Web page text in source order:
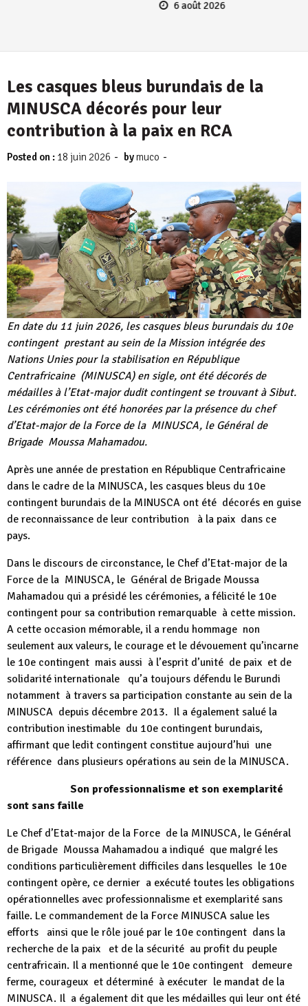
Les casques bleus burundais de la
MINUSCA décorés pour leur
contribution à la paix en RCA
Posted on : 18 juin 2026 - bymuco -
En date du 11 juin 2026, les casques bleus burundais du 10e
contingent prestant au sein de la Mission intégrée des
Nations Unies pour la stabilisation en République
Centrafricaine (MINUSCA) en sigle, ont été décorés de
médailles à l’Etat-major dudit contingent se trouvant à Sibut.
Les cérémonies ont été honorées par la présence du chef
d’Etat-major de la Force de la MINUSCA, le Général de
Brigade Moussa Mahamadou.
Après une année de prestation en République Centrafricaine
dans le cadre de la MINUSCA, les casques bleus du 10e
contingent burundais de la MINUSCA ont été décorés en guise
de reconnaissance de leur contribution à la paix dans ce
pays.
Dans le discours de circonstance, le Chef d’Etat-major de la
Force de la MINUSCA, le Général de Brigade Moussa
Mahamadou qui a présidé les cérémonies, a félicité le 10e
contingent pour sa contribution remarquable à cette mission.
A cette occasion mémorable, il a rendu hommage non
seulement aux valeurs, le courage et le dévouement qu’incarne
le 10e contingent mais aussi à l’esprit d’unité de paix et de
solidarité internationale qu’a toujours défendu le Burundi
notamment à travers sa participation constante au sein de la
MINUSCA depuis décembre 2013. Il a également salué la
contribution inestimable du 10e contingent burundais,
affirmant que ledit contingent constitue aujourd’hui une
référence dans plusieurs opérations au sein de la MINUSCA.
Son professionnalisme et son exemplarité
sont sans faille
Le Chef d’Etat-major de la Force de la MINUSCA, le Général
de Brigade Moussa Mahamadou a indiqué que malgré les
conditions particulièrement difficiles dans lesquelles le 10e
contingent opère, ce dernier a exécuté toutes les obligations
opérationnelles avec professionnalisme et exemplarité sans
faille. Le commandement de la Force MINUSCA salue les
efforts ainsi que le rôle joué par le 10e contingent dans la
recherche de la paix et de la sécurité au profit du peuple
centrafricain. Il a mentionné que le 10e contingent demeure
ferme, courageux et déterminé à exécuter le mandat de la
MINUSCA. Il a également dit que les médailles qui leur ont été